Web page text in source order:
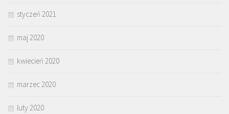
styczeń 2021
maj 2020
kwiecień 2020
marzec 2020
luty 2020